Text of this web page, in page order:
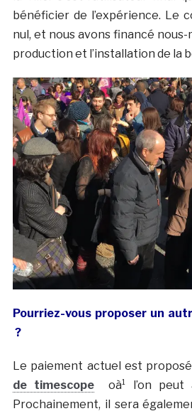
bénéficier de l’expérience. Le
nul, et nous avons financé nous-
production et l’installation de la
Pourriez-vous proposer un
?
Le paiement actuel est
de timescopeoà¹ l’on peut
Prochainement, il sera